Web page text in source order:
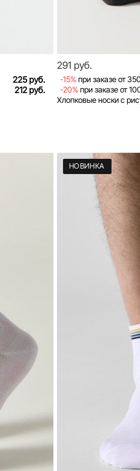
225 руб.
212 руб.
291 руб.
-15% при заказе от
-20% при заказе от
Хлопковые носки с
НОВИНКА